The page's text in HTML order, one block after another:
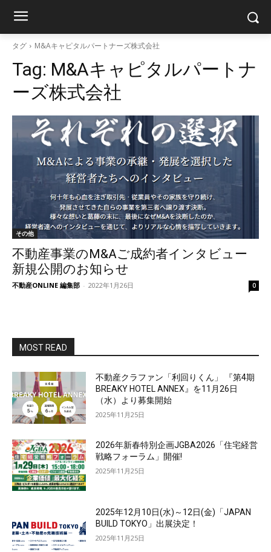
タグ M&Aキャピタルパートナーズ株式会社
Tag: M&Aキャピタルパートナ
ーズ株式会社
その他
不動産事業のM&Aご成約者インタビュー
新規公開のお知らせ
不動産ONLINE 編集部 - 2022年1月26日 0
MOST READ
不動産クラファン「利回りくん」 『第4期
BREAKY HOTEL ANNEX』を11月26日
（水）より募集開始
2025年11月25日
2026年新春特別企画JGBA2026「住宅経営
戦略フォーラム」開催!
2025年11月25日
2025年12月10日(水)～12日(金)「JAPAN
BUILD TOKYO」出展決定！
2025年11月25日